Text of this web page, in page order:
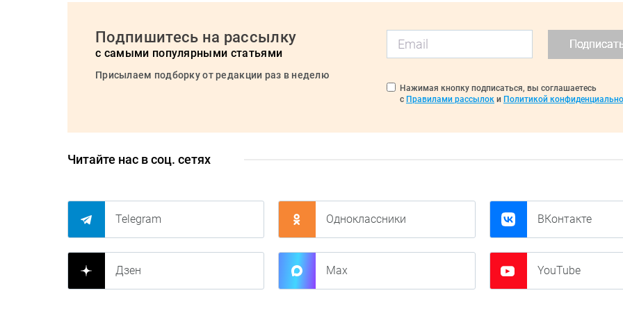
Подпишитесь на рассылку
с самыми популярными статьями
Присылаем подборку от редакции раз в неделю
Нажимая кнопку подписаться, вы соглашаетесь
с Правилами рассылок и Политикой
Читайте нас в соц. сетях
Telegram Одноклассники ВКонтакте
Дзен Max YouTube